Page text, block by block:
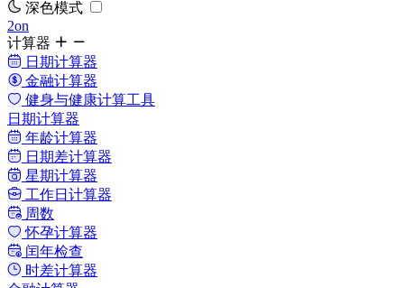
深色模式
2on
计算器
日期计算器
金融计算器
健身与健康计算工具
日期计算器
年龄计算器
日期差计算器
星期计算器
工作日计算器
周数
怀孕计算器
闰年检查
时差计算器